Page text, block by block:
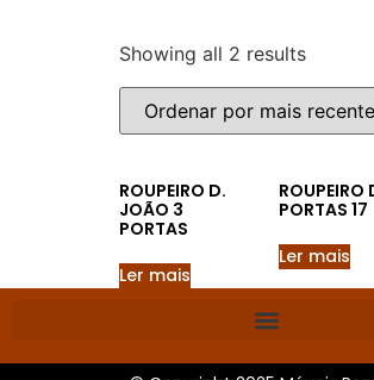
Showing all 2 results
ROUPEIRO D.
JOÃO 3
PORTAS
Ler mais
ROUPEIRO
PORTAS 17
Ler mais